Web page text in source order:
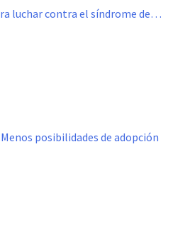
luchar contra el síndrome de…
posibilidades de adopción